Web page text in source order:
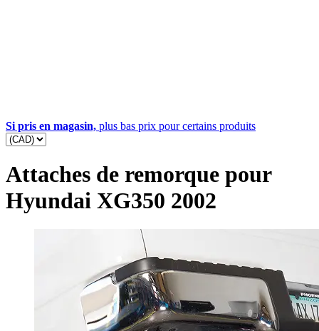
Si pris en magasin, plus bas prix pour certains produits
Attaches de remorque pour
Hyundai XG350 2002